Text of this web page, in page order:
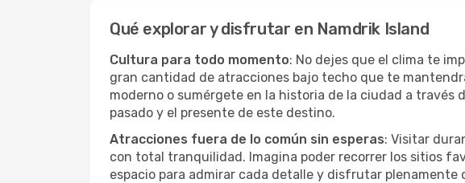
Qué explorar y disfrutar en Namdrik Island
Cultura para todo momento: No dejes que el clima te
gran cantidad de atracciones bajo techo que te
moderno o sumérgete en la historia de la ciudad a
pasado y el presente de este destino.
Atracciones fuera de lo común sin esperas: Visitar
con total tranquilidad. Imagina poder recorrer los sitios
espacio para admirar cada detalle y disfrutar plenamente